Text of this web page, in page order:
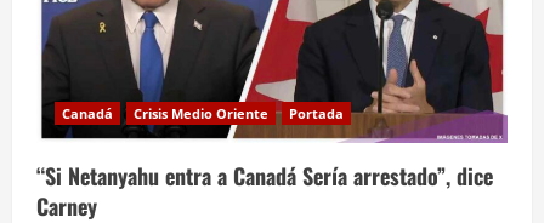
Canadá Crisis Medio Oriente Portada
“Si Netanyahu entra a Canadá Sería arrestado”, dice
Carney